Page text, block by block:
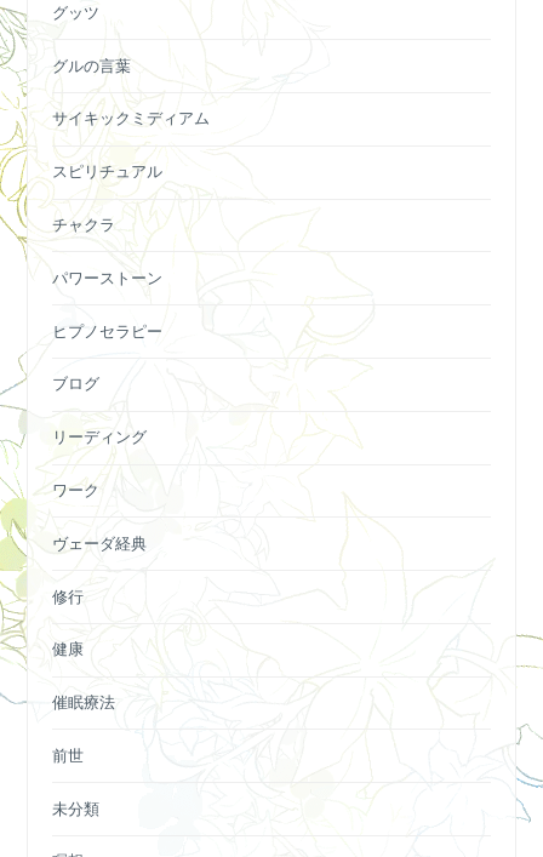
グッツ
グルの言葉
サイキックミディアム
スピリチュアル
チャクラ
パワーストーン
ヒプノセラピー
ブログ
リーディング
ワーク
ヴェーダ経典
修行
健康
催眠療法
前世
未分類